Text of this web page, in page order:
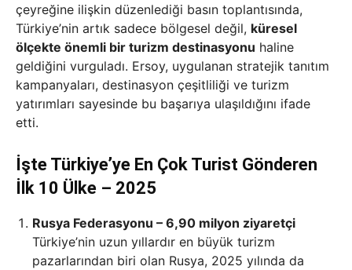
çeyreğine ilişkin düzenlediği basın toplantısında,
Türkiye’nin artık sadece bölgesel değil, küresel
ölçekte önemli bir turizm destinasyonu haline
geldiğini vurguladı. Ersoy, uygulanan stratejik tanıtım
kampanyaları, destinasyon çeşitliliği ve turizm
yatırımları sayesinde bu başarıya ulaşıldığını ifade
etti.
İşte Türkiye’ye En Çok Turist Gönderen
İlk 10 Ülke – 2025
Rusya Federasyonu – 6,90 milyon ziyaretçi
Türkiye’nin uzun yıllardır en büyük turizm
pazarlarından biri olan Rusya, 2025 yılında da